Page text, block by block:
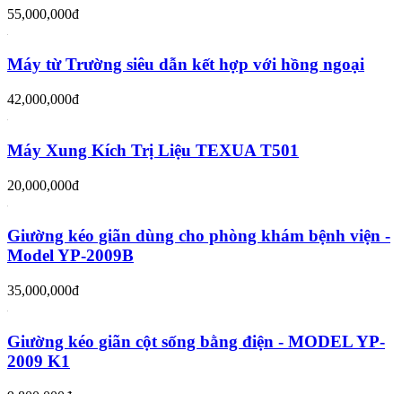
55,000,000đ
Máy từ Trường siêu dẫn kết hợp với hồng ngoại
42,000,000đ
Máy Xung Kích Trị Liệu TEXUA T501
20,000,000đ
Giường kéo giãn dùng cho phòng khám bệnh viện -
Model YP-2009B
35,000,000đ
Giường kéo giãn cột sống bằng điện - MODEL YP-
2009 K1